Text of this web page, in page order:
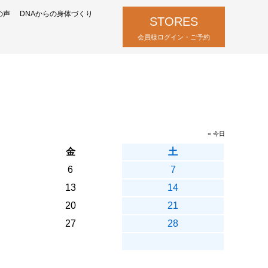
声 DNAからの身体づくり
STORES
会員様ログイン・ご予約
» 今日
金
土
6
7
13
14
20
21
27
28